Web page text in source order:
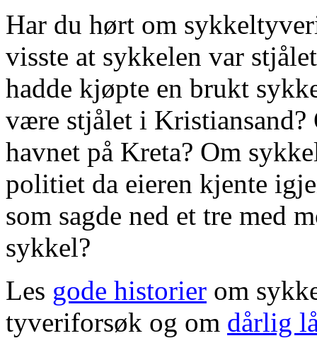
Har du hørt om
visste at sykkelen var
hadde kjøpte en brukt
være stjålet i Kristiansand?
havnet på Kreta? Om
politiet da eieren kjente
som sagde ned et tre med
sykkel?
Les gode historier om
tyveriforsøk og om dårlig